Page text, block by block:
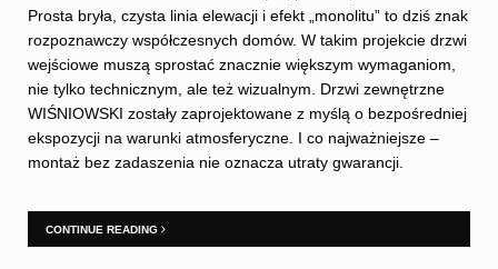
Prosta bryła, czysta linia elewacji i efekt „monolitu” to dziś znak
rozpoznawczy współczesnych domów. W takim projekcie drzwi
wejściowe muszą sprostać znacznie większym wymaganiom,
nie tylko technicznym, ale też wizualnym. Drzwi zewnętrzne
WIŚNIOWSKI zostały zaprojektowane z myślą o bezpośredniej
ekspozycji na warunki atmosferyczne. I co najważniejsze –
montaż bez zadaszenia nie oznacza utraty gwarancji.
CONTINUE READING